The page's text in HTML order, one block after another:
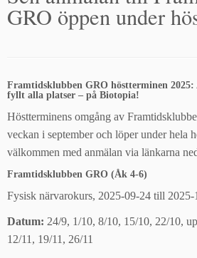
GRO öppen under
Framtidsklubben GRO höstterminen
fyllt alla platser – på Biotopia!
Höstterminens omgång av
veckan i september och löper under hela
välkommen med anmälan via länkarna
Framtidsklubben GRO (Åk 4-6)
Fysisk närvarokurs, 2025-09-24 till
Datum: 24/9, 1/10, 8/10, 15/10, 22/10,
12/11, 19/11, 26/11